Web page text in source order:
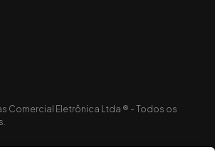
Comercial Eletrônica Ltda ® - Todos os